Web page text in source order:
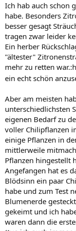
Ich hab auch schon
habe. Besonders
besser gesagt
tragen zwar leider
Ein herber
"ältester"
mehr zu retten
ein echt schön
Aber am meisten
unterschiedlichsten
eigenen Bedarf zu
voller Chilipflanzen
einige Pflanzen in
mittlerweile
Pflanzen hingestellt
Angefangen hat es
Blödsinn ein paar
habe und zum Test
Blumenerde
gekeimt und ich
waren dann die